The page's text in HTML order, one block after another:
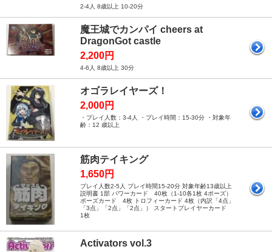
2-4人 8歳以上 10-20分
魔王城でカンパイ cheers at
DragonGot castle
2,200円
4-6人 8歳以上 30分
オゴラレイヤーズ！
2,000円
・プレイ人数：3-4人 ・プレイ時間：15-30分 ・対象年
齢：12 歳以上
筋肉テイキング
1,650円
プレイ人数2-5人 プレイ時間15-20分 対象年齢13歳以上
説明書 1部 パワーカード 40枚（1-10各1枚 4ポーズ）
ポーズカード 4枚 トロフィーカード 4枚（内訳「4点」
「3点」「2点」「2点」） スタートプレイヤーカード
1枚
Activators vol.3